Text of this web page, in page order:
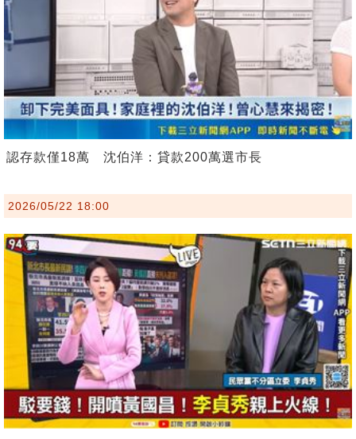
認存款僅18萬 沈伯洋：貸款200萬選市長
2026/05/22 18:00